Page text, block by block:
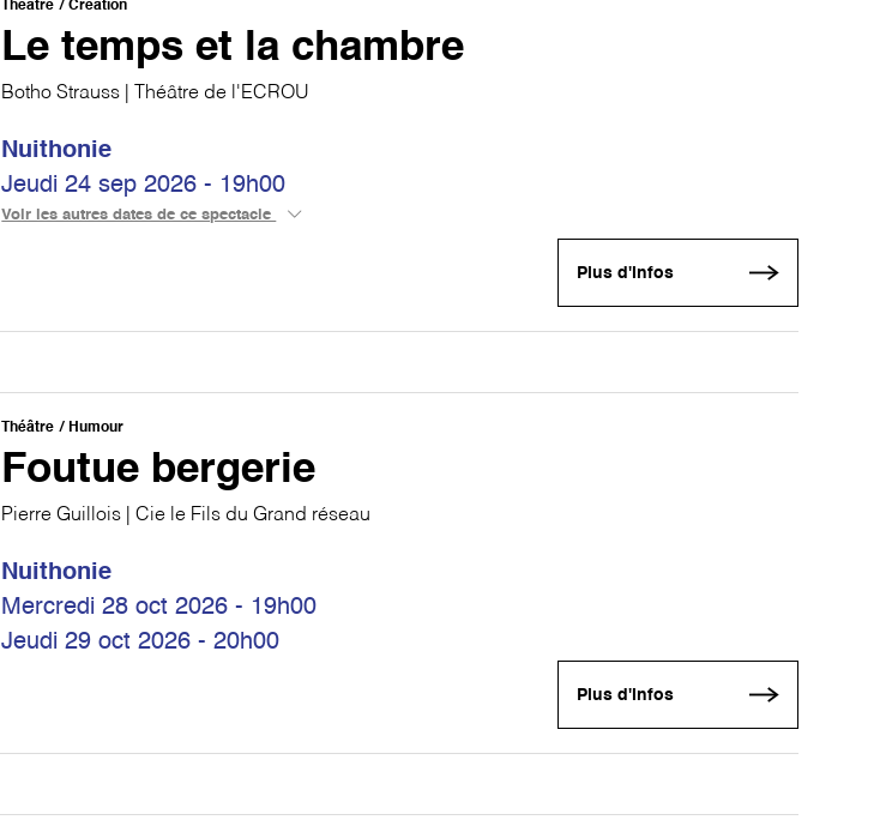
Théâtre Création
Le temps et la chambre
Botho Strauss | Théâtre de l'ECROU
Nuithonie
Jeudi 24 sep 2026 - 19h00
Voir les autres dates de ce spectacle
Plus d'infos
Théâtre Humour
Foutue bergerie
Pierre Guillois | Cie le Fils du Grand réseau
Nuithonie
Mercredi 28 oct 2026 - 19h00
Jeudi 29 oct 2026 - 20h00
Plus d'infos